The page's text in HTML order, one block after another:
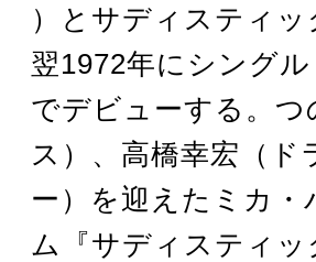
）とサディスティ
翌1972年にシング
でデビューする。つ
ス）、高橋幸宏（
ー）を迎えたミカ
ム『サディスティ